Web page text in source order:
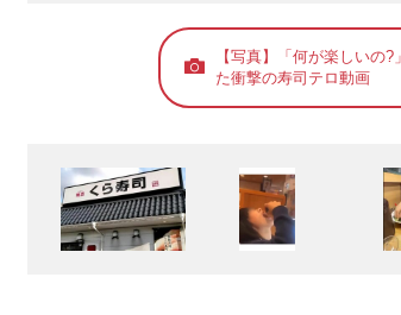
【写真】「何が楽しいの
た衝撃の寿司テロ動画